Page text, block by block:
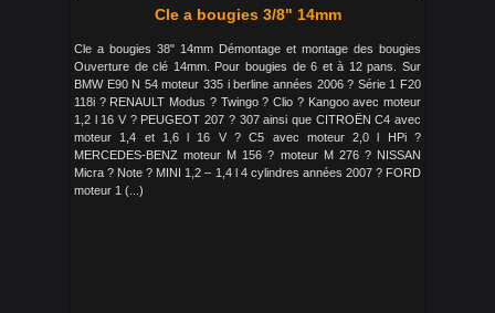
Cle a bougies 3/8" 14mm
Cle a bougies 38" 14mm Démontage et montage des bougies
Ouverture de clé 14mm. Pour bougies de 6 et à 12 pans. Sur
BMW E90 N 54 moteur 335 i berline années 2006 ? Série 1 F20
118i ? RENAULT Modus ? Twingo ? Clio ? Kangoo avec moteur
1,2 l 16 V ? PEUGEOT 207 ? 307 ainsi que CITROËN C4 avec
moteur 1,4 et 1,6 l 16 V ? C5 avec moteur 2,0 l HPi ?
MERCEDES-BENZ moteur M 156 ? moteur M 276 ? NISSAN
Micra ? Note ? MINI 1,2 – 1,4 l 4 cylindres années 2007 ? FORD
moteur 1 (...)